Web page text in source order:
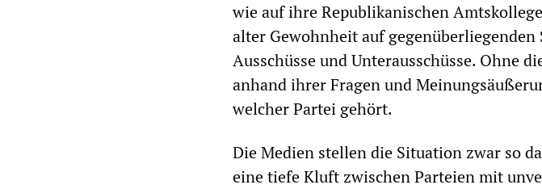
wie auf ihre Republikanischen
alter Gewohnheit auf
Ausschüsse und Unterausschüsse. Ohne
anhand ihrer Fragen und
welcher Partei gehört.
Die Medien stellen die Situation zwar so
eine tiefe Kluft zwischen Parteien mit